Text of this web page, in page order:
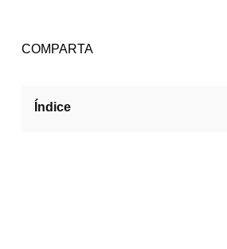
COMPARTA
Índice